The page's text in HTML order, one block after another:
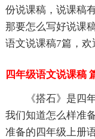
份说课稿，说课稿
那要怎么写好说课
语文说课稿7篇，欢
四年级语文说课稿
《搭石》是四
我们知道怎么样准
准备的四年级上册